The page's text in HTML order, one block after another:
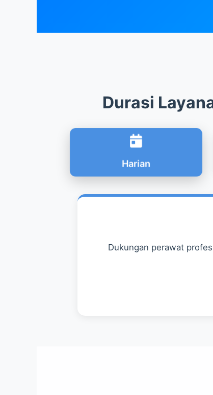
Durasi
Harian
Dukungan perawat